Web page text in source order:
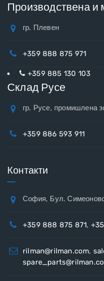
Производствена и
гр. Плевен
+359 888 875 971
+359 885 130 103
Склад Русе
гр. Русе, промишлена
+359 886 593 911
Контакти
София, Бул.
+359 888 875 871,
rilman@rilman.com,